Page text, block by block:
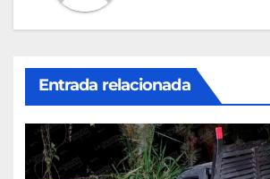
Entrada relacionada